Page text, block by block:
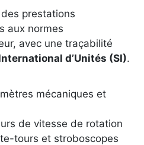
prestations
aux normes
avec une traçabilité
d’Unités (SI).
mécaniques et
de vitesse de rotation
tours et stroboscopes